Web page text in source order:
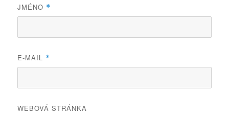
JMÉNO *
E-MAIL *
WEBOVÁ STRÁNKA